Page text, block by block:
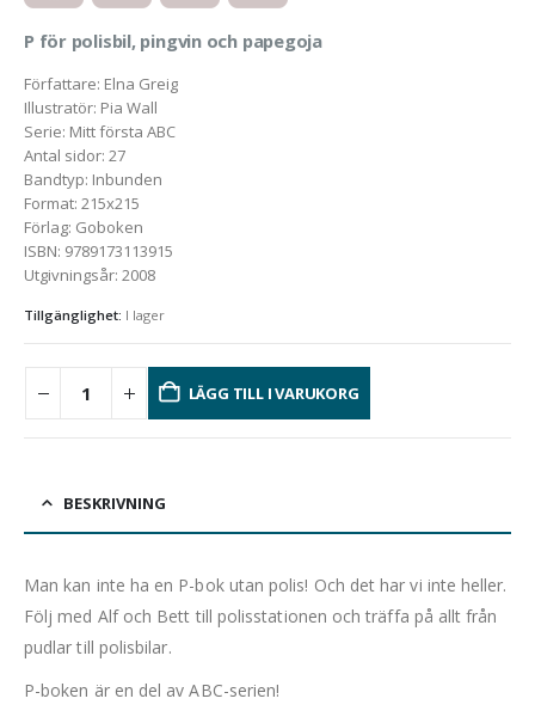
P för polisbil, pingvin och papegoja
Författare: Elna Greig
Illustratör: Pia Wall
Serie: Mitt första ABC
Antal sidor: 27
Bandtyp: Inbunden
Format: 215x215
Förlag: Goboken
ISBN: 9789173113915
Utgivningsår: 2008
Tillgänglighet: I lager
LÄGG TILL I VARUKORG
BESKRIVNING
Man kan inte ha en P-bok utan polis! Och det har vi inte heller.
Följ med Alf och Bett till polisstationen och träffa på allt från
pudlar till polisbilar.
P-boken är en del av ABC-serien!